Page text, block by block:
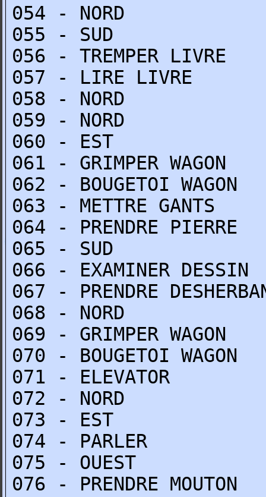
054 - NORD
055 - SUD
056 - TREMPER LIVRE
057 - LIRE LIVRE
058 - NORD
059 - NORD
060 - EST
061 - GRIMPER WAGON
062 - BOUGETOI WAGON
063 - METTRE GANTS
064 - PRENDRE PIERRE
065 - SUD
066 - EXAMINER DESSIN
067 - PRENDRE
068 - NORD
069 - GRIMPER WAGON
070 - BOUGETOI WAGON
071 - ELEVATOR
072 - NORD
073 - EST
074 - PARLER
075 - OUEST
076 - PRENDRE MOUTON